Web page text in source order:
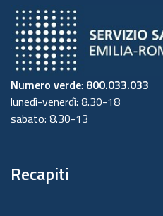
Numero verde: 800.033.033
lunedì-venerdì: 8.30-18
sabato: 8.30-13
Recapiti